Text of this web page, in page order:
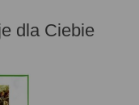
dla Ciebie